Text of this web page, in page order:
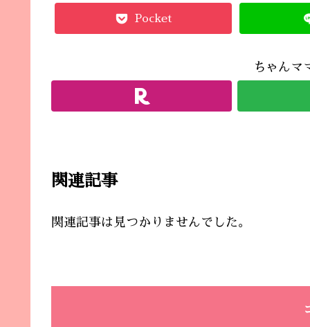
Pocket
ちゃんマ
関連記事
関連記事は見つかりませんでした。